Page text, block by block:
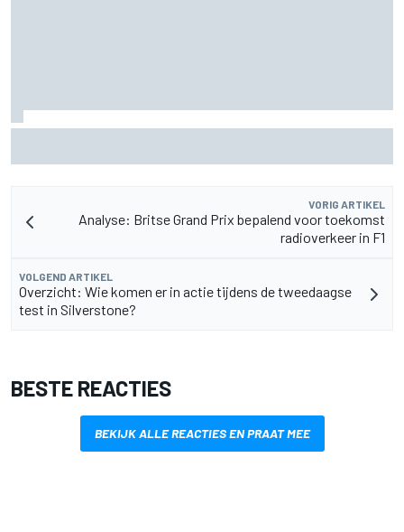
VORIG ARTIKEL
Analyse: Britse Grand Prix bepalend voor toekomst
radioverkeer in F1
VOLGEND ARTIKEL
Overzicht: Wie komen er in actie tijdens de tweedaagse
test in Silverstone?
BESTE REACTIES
BEKIJK ALLE REACTIES EN PRAAT MEE